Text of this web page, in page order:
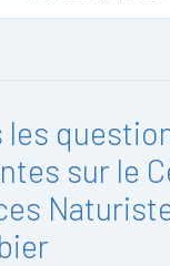
les
sur le